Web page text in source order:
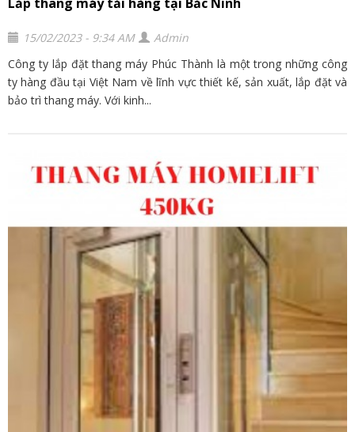
15/02/2023 - 9:34 AM
Admin
Công ty lắp đặt thang máy Phúc Thành là một trong những công
ty hàng đầu tại Việt Nam về lĩnh vực thiết kế, sản xuất, lắp đặt và
bảo trì thang máy. Với kinh...